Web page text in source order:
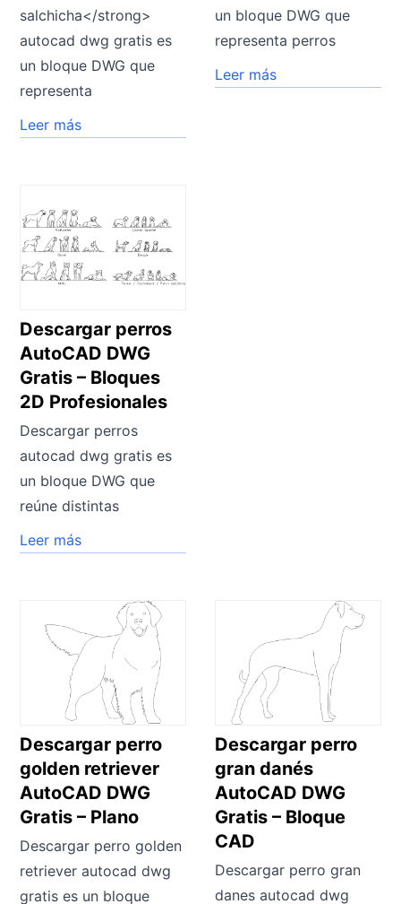
salchicha</strong>
autocad dwg gratis es
un bloque DWG que
representa
Leer más
un bloque DWG que
representa perros
Leer más
Descargar perros
AutoCAD DWG
Gratis – Bloques
2D Profesionales
Descargar perros
autocad dwg gratis es
un bloque DWG que
reúne distintas
Leer más
Descargar perro
golden retriever
AutoCAD DWG
Gratis – Plano
Descargar perro golden
retriever autocad dwg
gratis es un bloque
Descargar perro
gran danés
AutoCAD DWG
Gratis – Bloque
CAD
Descargar perro gran
danes autocad dwg